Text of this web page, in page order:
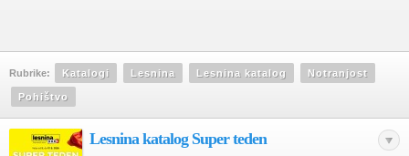
Rubrike: Katalogi Lesnina Lesnina katalog Notranjost
Pohištvo
Lesnina katalog Super teden